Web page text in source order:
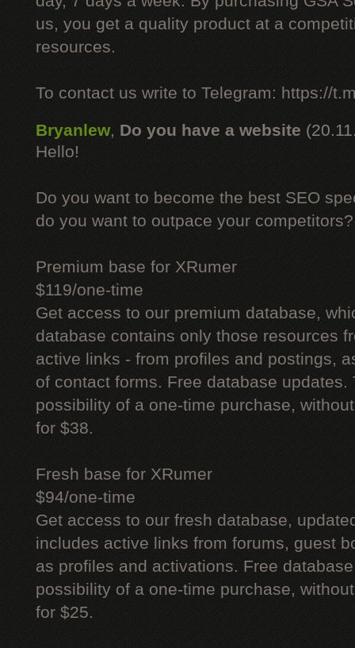
us, you get a quality product at a
resources.
To contact us write to Telegram: https://
Bryanlew, Do you have a website
Hello!
Do you want to become the best SEO
do you want to outpace your competitors?
Premium base for XRumer
$119/one-time
Get access to our premium database,
database contains only those resources
active links - from profiles and postings,
of contact forms. Free database updates.
possibility of a one-time purchase,
for $38.
Fresh base for XRumer
$94/one-time
Get access to our fresh database,
includes active links from forums, guest
as profiles and activations. Free
possibility of a one-time purchase,
for $25.